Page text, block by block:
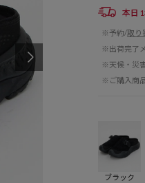
本日
※予約/取り
※出荷完了
※天候・災
※ご購入商
ブラック